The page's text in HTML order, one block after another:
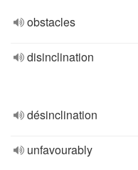
obstacles
disinclination
désinclination
unfavourably